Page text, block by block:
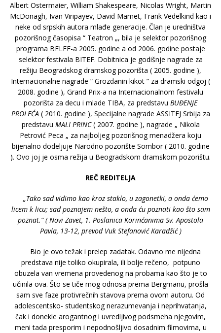
Albert Ostermaier, William Shakespeare, Nicolas Wright, Martin
McDonagh, Ivan Viripayev, David Mamet, Frank Vedelkind kao i
neke od srpskih autora mlađe generacije. Član je uredništva
pozorišnog časopisa “ Teatron „, bila je selektor pozorišnog
programa BELEF-a 2005. godine a od 2006. godine postaje
selektor festivala BITEF. Dobitnica je godišnje nagrade za
režiju Beogradskog dramskog pozorišta ( 2005. godine ),
Internacionalne nagrade “ Grozdanin kikot ” za dramski odgoj (
2008. godine ), Grand Prix-a na Internacionalnom festivalu
pozorišta za decu i mlade TIBA, za predstavu BUĐENJE
PROLEĆA( 2010. godine ), Specijalne nagrade ASSITEJ Srbija za
predstavu MALI PRINC( 2007. godine ), nagrade „ Nikola
Petrović Peca „ za najboljeg pozorišnog menadžera koju
bijenalno dodeljuje Narodno pozorište Sombor ( 2010. godine
). Ovo joj je osma režija u Beogradskom dramskom pozorištu.
REČ REDITELJA
„Tako sad vidimo kao kroz staklo, u zagonetki, a onda ćemo
licem k licu; sad poznajem nešto, a onda ću poznati kao što sam
poznat.“ ( Novi Zavet, 1. Poslanica Korinćanima Sv. Apostola
Pavla, 13-12, prevod Vuk Stefanović Karadžić )
Bio je ovo težak i prelep zadatak. Odavno me nijedna
predstava nije toliko okupirala, ili bolje rečeno, potpuno
obuzela van vremena provedenog na probama kao što je to
učinila ova. Što se tiče mog odnosa prema Bergmanu, prošla
sam sve faze protivrečnih stavova prema ovom autoru. Od
adolescentsko- studentskog nerazumevanja i neprihvatanja,
čak i donekle arogantnog i uvredljivog podsmeha njegovim,
meni tada presporim i nepodnošljivo dosadnim filmovima, u